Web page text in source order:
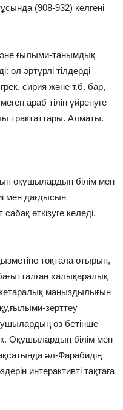
(908-932) келгені
ғылыми-танымдық
ол әртүрлі тілдерді
сирия және т.б. бар,
араб тілін үйренуге
трактаттары. Алматы.
оқушылардың білім мен
мен дағдысын
өткізуге келеді.
тоқтала отырып,
халықаралық
маңыздылығын
зерттеу
өз бетінше
Оқушылардың білім мен
әл-Фарабидің
интерактивті тақтаға